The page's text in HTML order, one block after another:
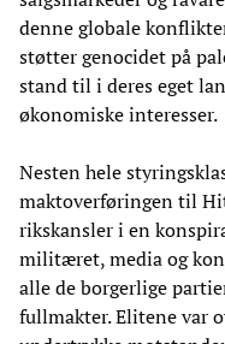
denne globale
støtter genocidet på
stand til i deres eget
økonomiske interesser.
Nesten hele
maktoverføringen til
rikskansler i en
militæret, media og
alle de borgerlige
fullmakter. Elitene var